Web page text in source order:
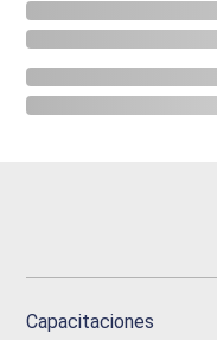
Capacitaciones